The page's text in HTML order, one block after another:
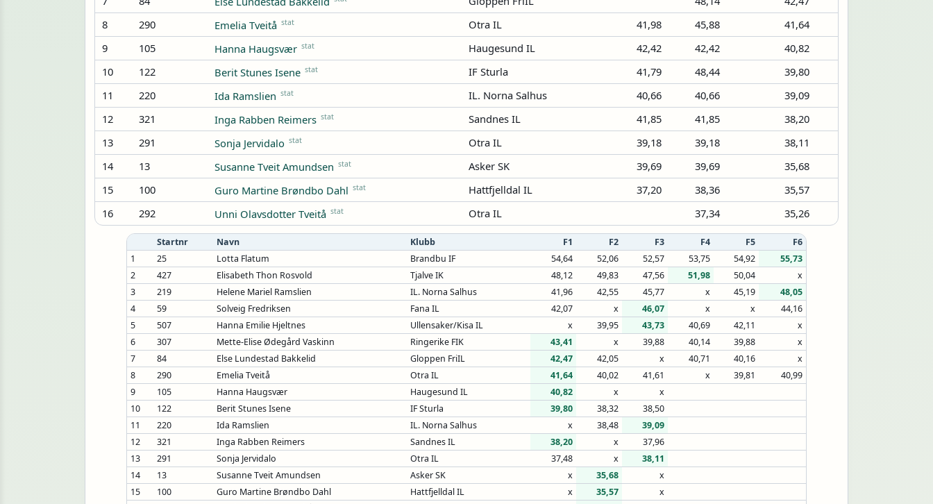
8
290 Emelia Tveitå stat Otra IL 41,98 45,88
41,64
9
105 Hanna Haugsvær stat Haugesund IL 42,42 42,42
40,82
10
122 Berit Stunes Isene stat IF Sturla 41,79 48,44
39,80
11
220 Ida Ramslien stat IL. Norna Salhus 40,66 40,66
39,09
12
321 Inga Rabben Reimers stat Sandnes IL 41,85 41,85
38,20
13
291 Sonja Jervidalo stat Otra IL 39,18 39,18
38,11
14
13 Susanne Tveit Amundsen stat Asker SK 39,69 39,69
35,68
15
100 Guro Martine Brøndbo Dahl stat Hattfjelldal IL 37,20 38,36
35,57
16
292 Unni Olavsdotter Tveitå stat Otra IL 37,34 35,26
Startnr Navn Klubb F1 F2 F3 F4 F5
F6
1
25 Lotta Flatum Brandbu IF 54,64 52,06 52,57 53,75 54,92
55,73
2
427 Elisabeth Thon Rosvold Tjalve IK 48,12 49,83 47,56 51,98 50,04
x
3
219 Helene Mariel Ramslien IL. Norna Salhus 41,96 42,55 45,77 x 45,19
48,05
4
59 Solveig Fredriksen Fana IL 42,07 x 46,07 x x
44,16
5
507 Hanna Emilie Hjeltnes Ullensaker/Kisa IL x 39,95 43,73 40,69 42,11
x
6
307 Mette-Elise Ødegård Vaskinn Ringerike FIK 43,41 x 39,88 40,14 39,88
x
7
84 Else Lundestad Bakkelid Gloppen FriIL 42,47 42,05 x 40,71 40,16
x
8
290 Emelia Tveitå Otra IL 41,64 40,02 41,61 x 39,81
40,99
9
105 Hanna Haugsvær Haugesund IL 40,82 x
x
10
122 Berit Stunes Isene IF Sturla 39,80 38,32
38,50
11
220 Ida Ramslien IL. Norna Salhus x 38,48
39,09
12
321 Inga Rabben Reimers Sandnes IL 38,20 x
37,96
13
291 Sonja Jervidalo Otra IL 37,48 x
38,11
14
13 Susanne Tveit Amundsen Asker SK x 35,68
x
15
100 Guro Martine Brøndbo Dahl Hattfjelldal IL x 35,57
x